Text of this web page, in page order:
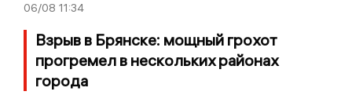
06/08 11:34
Взрыв в Брянске: мощный грохот
прогремел в нескольких районах
города